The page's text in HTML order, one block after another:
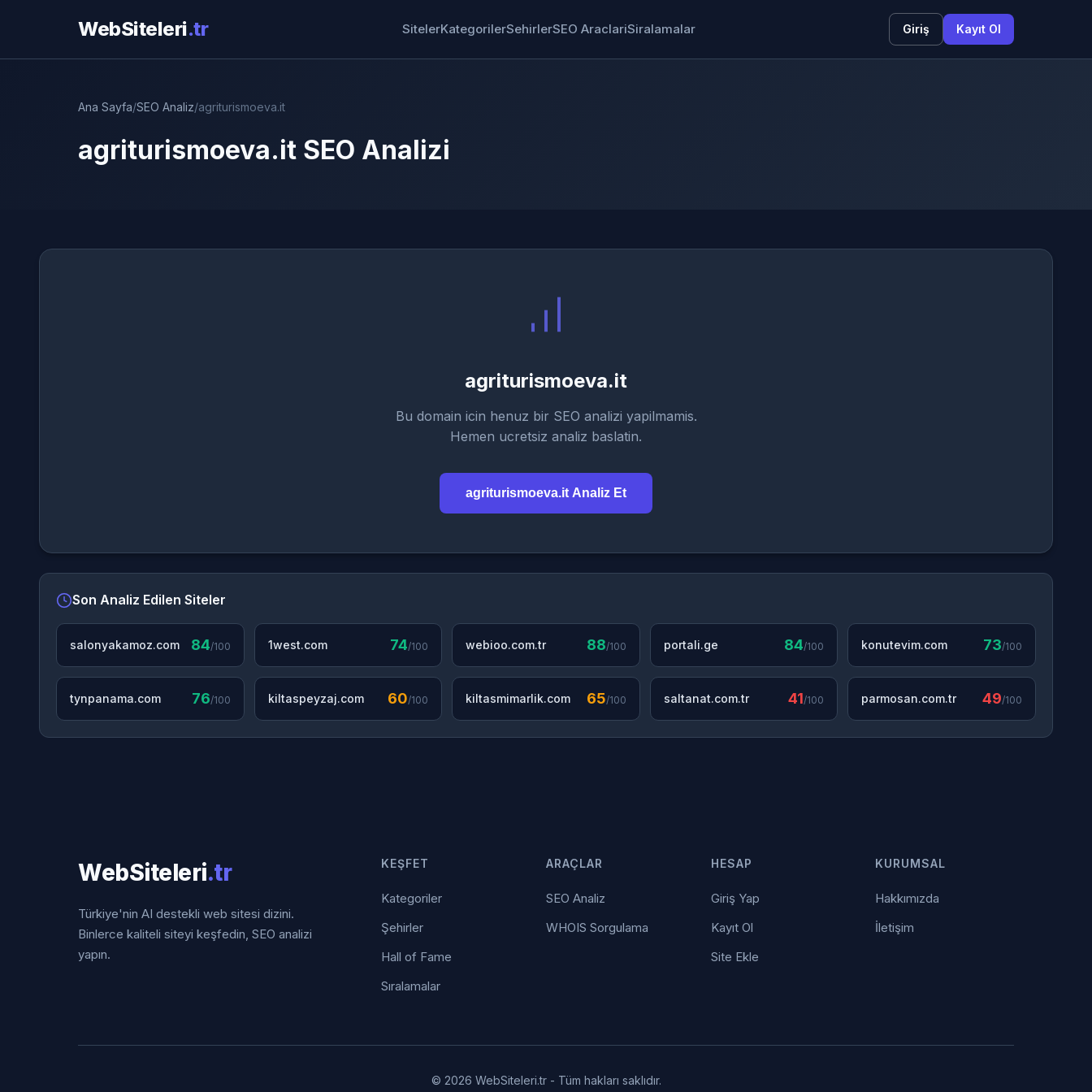
WebSiteleri.tr SitelerKategorilerSehirlerSEO AraclariSiralamalar Giriş Kayıt Ol
Ana Sayfa/SEO Analiz/agriturismoeva.it
agriturismoeva.it SEO Analizi
agriturismoeva.it
Bu domain icin henuz bir SEO analizi yapilmamis.
Hemen ucretsiz analiz baslatin.
agriturismoeva.it Analiz Et
Son Analiz Edilen Siteler
salonyakamoz.com 84/100 1west.com 74/100 webioo.com.tr 88/100 portali.ge 84/100 konutevim.com 73/100
tynpanama.com 76/100 kiltaspeyzaj.com 60/100 kiltasmimarlik.com 65/100 saltanat.com.tr 41/100 parmosan.com.tr 49/100
WebSiteleri.tr
Türkiye'nin AI destekli web sitesi dizini.
Binlerce kaliteli siteyi keşfedin, SEO analizi
yapın.
KEŞFET
Kategoriler
Şehirler
Hall of Fame
Sıralamalar
ARAÇLAR
SEO Analiz
WHOIS Sorgulama
HESAP
Giriş Yap
Kayıt Ol
Site Ekle
KURUMSAL
Hakkımızda
İletişim
© 2026 WebSiteleri.tr - Tüm hakları saklıdır.